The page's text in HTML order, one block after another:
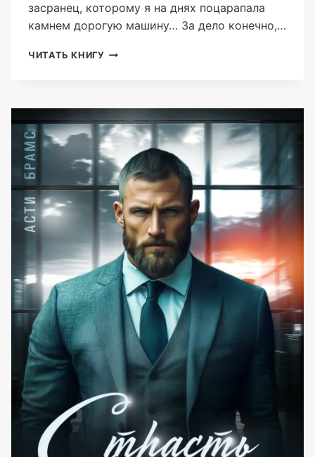
засранец, которому я на днях поцарапала
камнем дорогую машину… За дело конечно,…
ЧИТАТЬ КНИГУ ПЛАТИНОВОЕ